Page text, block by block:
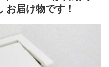
お届け物です！